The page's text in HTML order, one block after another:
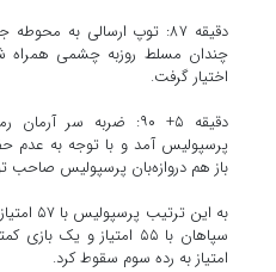
دقیقه ۸۷: توپ ارسالی به
چندان مسلط روزبه چشمی همراه
اختیار گرفت.
دقیقه ۵+ ۹۰: ضربه سر
پرسپولیس آمد و با توجه به عدم
باز هم دروازه‌بان پرسپولیس صاحب
به این
امتیاز به رده سوم سقوط کرد.